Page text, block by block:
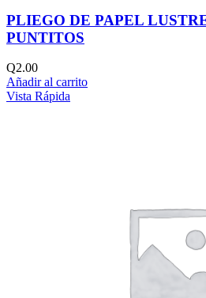
PLIEGO DE PAPEL
PUNTITOS
Q2.00
Añadir al carrito
Vista Rápida